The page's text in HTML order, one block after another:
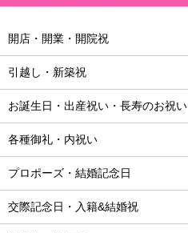
開店・開業・開院祝
引越し・新築祝
お誕生日・出産祝い・長寿のお祝い
各種御礼・内祝い
プロポーズ・結婚記念日
交際記念日・入籍&結婚祝